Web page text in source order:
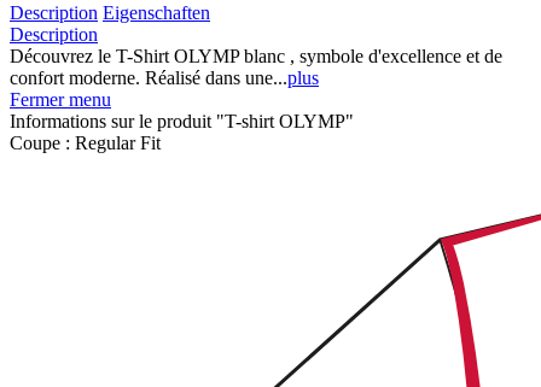
Description Eigenschaften
Description
Découvrez le T-Shirt OLYMP blanc , symbole d'excellence et de
confort moderne. Réalisé dans une...plus
Fermer menu
Informations sur le produit "T-shirt OLYMP"
Coupe : Regular Fit